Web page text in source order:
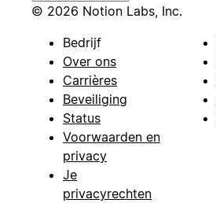
© 2026 Notion Labs, Inc.
Bedrijf
Over ons
Carrières
Beveiliging
Status
Voorwaarden en
privacy
Je
privacyrechten